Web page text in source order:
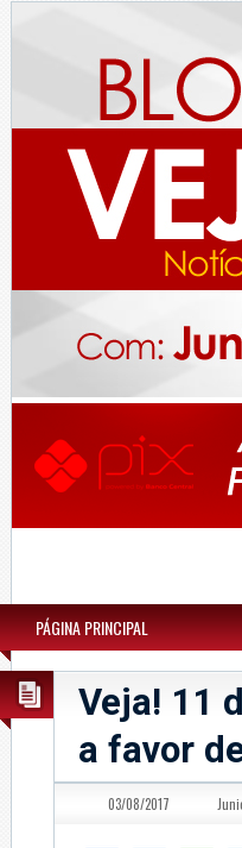
PÁGINA PRINCIPAL
Veja! 11
a favor
03/08/2017